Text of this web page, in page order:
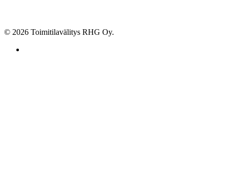
© 2026 Toimitilavälitys RHG Oy.